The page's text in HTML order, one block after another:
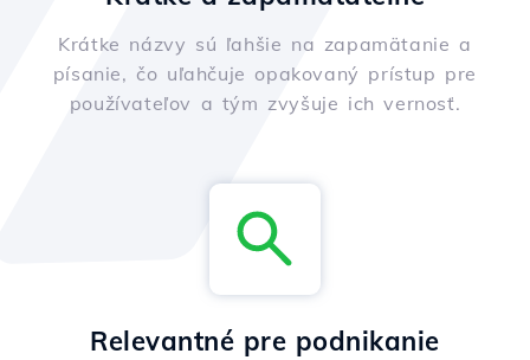
Krátke názvy sú ľahšie na zapamätanie a
písanie, čo uľahčuje opakovaný prístup pre
používateľov a tým zvyšuje ich vernosť.
Relevantné pre podnikanie